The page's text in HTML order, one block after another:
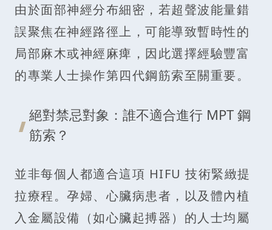
由於面部神經分布細密，若超聲波能量錯
誤聚焦在神經路徑上，可能導致暫時性的
局部麻木或神經麻痺，因此選擇經驗豐富
的專業人士操作第四代鋼筋索至關重要。
絕對禁忌對象：誰不適合進行 MPT 鋼
筋索？
並非每個人都適合這項 HIFU 技術緊緻提
拉療程。孕婦、心臟病患者，以及體內植
入金屬設備（如心臟起搏器）的人士均屬